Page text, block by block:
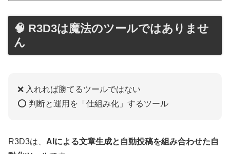
🧠 R3D3は魔法のツールではありませ
ん
❌ 入れれば勝てるツールではない
⭕ 判断と運用を「仕組み化」するツール
R3D3は、 AIによる文章生成と自動投稿を組み合わせた自